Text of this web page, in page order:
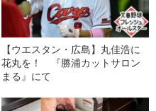
【ウエスタン・広島】丸佳浩に
花丸を！ 『勝浦カットサロン
まる』にて